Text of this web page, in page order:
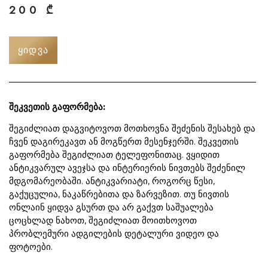
200 ₾
ᲧᲘᲓᲕᲐ
შეკვეთის გაფორმება:
შეგიძლიათ დაგვიტოვოთ მოთხოვნა შეძენის შესახებ და
ჩვენ დაგირეკავთ ან მოგწერთ მესენჯერში. შეკვეთის
გაფორმება შეგიძლიათ ტელეფონითაც. ვყიდით
ანტიკვარულ ავეჯსა და ინტერიერის ნივთებს შეძენილ
მდგომარეობაში. ანტიკვარიატი, როგორც წესი,
გაქუცულია, ნაკაწრებითა და ზარვეზით. თუ ნივთის
ონლაინ ყიდვა გსურთ და არ გაქვთ საშუალება
ცოცხლად ნახოთ, შეგიძლიათ მოითხოვოთ
პრობლემური ადგილების დეტალური ვიდეო და
ფოტოები.